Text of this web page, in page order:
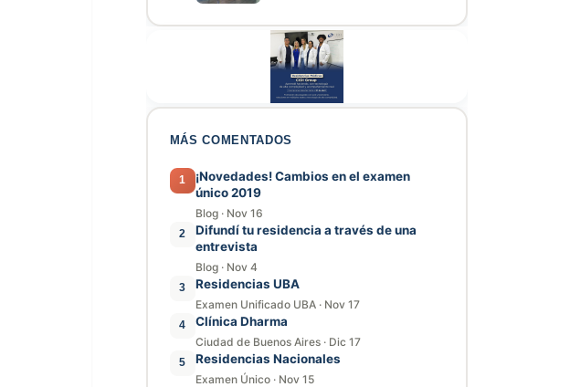
MÁS COMENTADOS
1
¡Novedades! Cambios en el examen
único 2019
Blog · Nov 16
2
Difundí tu residencia a través de una
entrevista
Blog · Nov 4
3 Residencias UBA
Examen Unificado UBA · Nov 17
4 Clínica Dharma
Ciudad de Buenos Aires · Dic 17
5 Residencias Nacionales
Examen Único · Nov 15